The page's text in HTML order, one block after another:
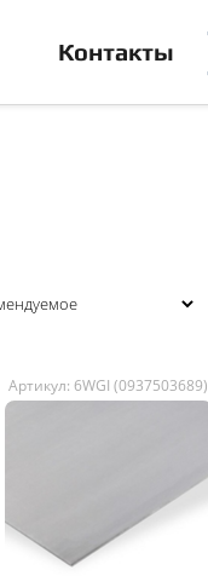
Контакты
Артикул: 6WGI (0937503689)